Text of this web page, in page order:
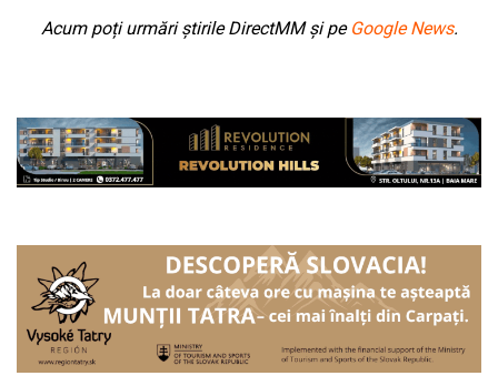
Acum poți urmări știrile DirectMM și pe Google News.